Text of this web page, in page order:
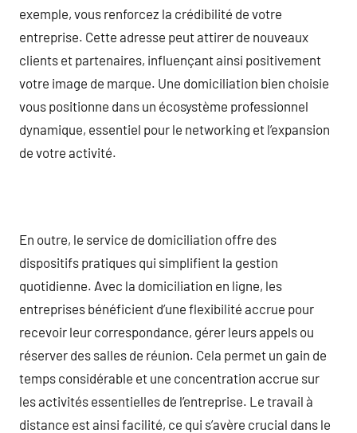
exemple, vous renforcez la crédibilité de votre
entreprise. Cette adresse peut attirer de nouveaux
clients et partenaires, influençant ainsi positivement
votre image de marque. Une domiciliation bien choisie
vous positionne dans un écosystème professionnel
dynamique, essentiel pour le networking et l’expansion
de votre activité.
En outre, le service de domiciliation offre des
dispositifs pratiques qui simplifient la gestion
quotidienne. Avec la domiciliation en ligne, les
entreprises bénéficient d’une flexibilité accrue pour
recevoir leur correspondance, gérer leurs appels ou
réserver des salles de réunion. Cela permet un gain de
temps considérable et une concentration accrue sur
les activités essentielles de l’entreprise. Le travail à
distance est ainsi facilité, ce qui s’avère crucial dans le